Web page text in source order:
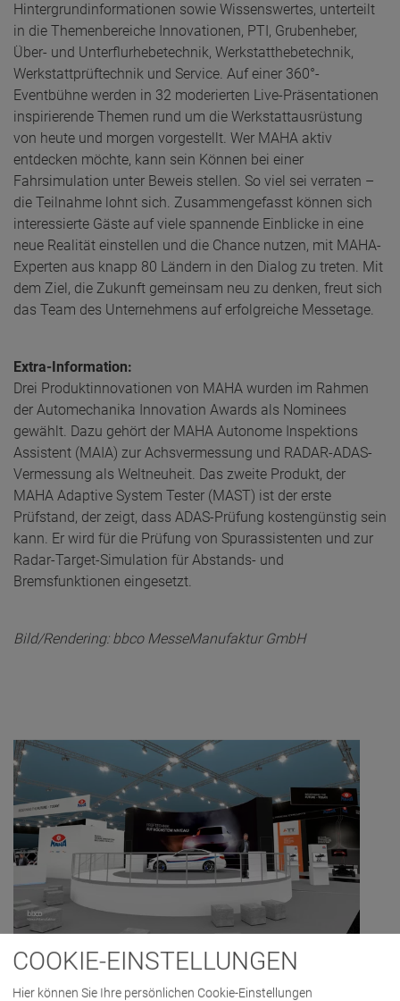
Hintergrundinformationen sowie Wissenswertes, unterteilt
in die Themenbereiche Innovationen, PTI, Grubenheber,
Über- und Unterflurhebetechnik, Werkstatthebetechnik,
Werkstattprüftechnik und Service. Auf einer 360°-
Eventbühne werden in 32 moderierten Live-Präsentationen
inspirierende Themen rund um die Werkstattausrüstung
von heute und morgen vorgestellt. Wer MAHA aktiv
entdecken möchte, kann sein Können bei einer
Fahrsimulation unter Beweis stellen. So viel sei verraten –
die Teilnahme lohnt sich. Zusammengefasst können sich
interessierte Gäste auf viele spannende Einblicke in eine
neue Realität einstellen und die Chance nutzen, mit MAHA-
Experten aus knapp 80 Ländern in den Dialog zu treten. Mit
dem Ziel, die Zukunft gemeinsam neu zu denken, freut sich
das Team des Unternehmens auf erfolgreiche Messetage.
Extra-Information:
Drei Produktinnovationen von MAHA wurden im Rahmen
der Automechanika Innovation Awards als Nominees
gewählt. Dazu gehört der MAHA Autonome Inspektions
Assistent (MAIA) zur Achsvermessung und RADAR-ADAS-
Vermessung als Weltneuheit. Das zweite Produkt, der
MAHA Adaptive System Tester (MAST) ist der erste
Prüfstand, der zeigt, dass ADAS-Prüfung kostengünstig sein
kann. Er wird für die Prüfung von Spurassistenten und zur
Radar-Target-Simulation für Abstands- und
Bremsfunktionen eingesetzt.
Bild/Rendering: bbco MesseManufaktur GmbH
COOKIE-EINSTELLUNGEN
Hier können Sie Ihre persönlichen Cookie-Einstellungen